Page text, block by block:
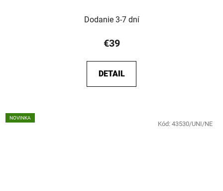
Dodanie 3-7 dní
€39
DETAIL
NOVINKA
Kód: 43530/UNI/NE